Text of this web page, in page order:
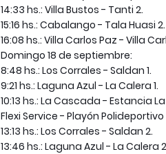
14:33 hs.: Villa Bustos - Tanti 2.
15:16 hs.: Cabalango - Tala Huasi 2.
16:08 hs.: Villa Carlos Paz - Villa
Domingo 18 de septiembre:
8:48 hs.: Los Corrales - Saldan 1.
9:21 hs.: Laguna Azul - La Calera 1.
10:13 hs.: La Cascada - Estancia
Flexi Service - Playón
13:13 hs.: Los Corrales - Saldan 2.
13:46 hs.: Laguna Azul - La Calera